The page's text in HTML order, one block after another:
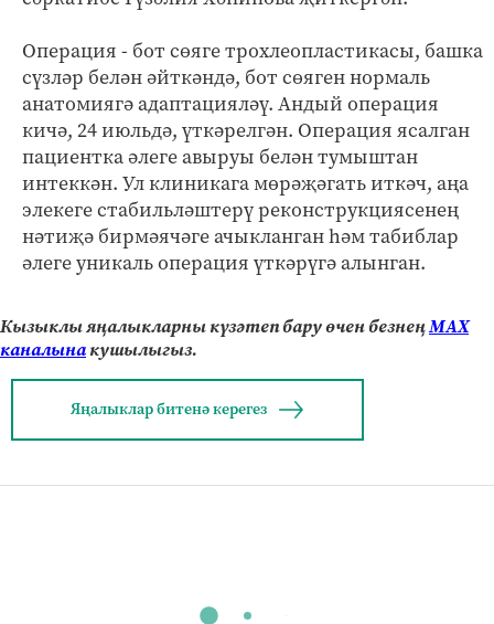
Операция - бот сөяге трохлеопластикасы, башка
сүзләр белән әйткәндә, бот сөяген нормаль
анатомиягә адаптацияләү. Андый операция
кичә, 24 июльдә, үткәрелгән. Операция ясалган
пациентка әлеге авыруы белән тумыштан
интеккән. Ул клиникага мөрәҗәгать иткәч, аңа
элекеге стабильләштерү реконструкциясенең
нәтиҗә бирмәячәге ачыкланган һәм табиблар
әлеге уникаль операция үткәрүгә алынган.
Кызыклы яңалыкларны күзәтеп бару өчен безнеңМАХ
каналынакушылыгыз.
Яңалыклар битенә керегез